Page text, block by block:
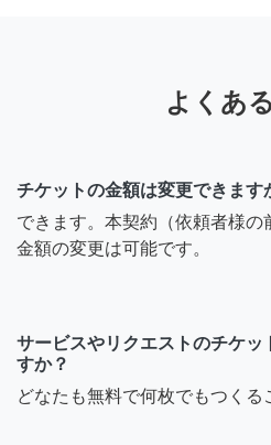
よくあ
チケットの金額は変更できます
できます。本契約（依頼者様の
金額の変更は可能です。
サービスやリクエストのチケッ
すか？
どなたも無料で何枚でもつくる